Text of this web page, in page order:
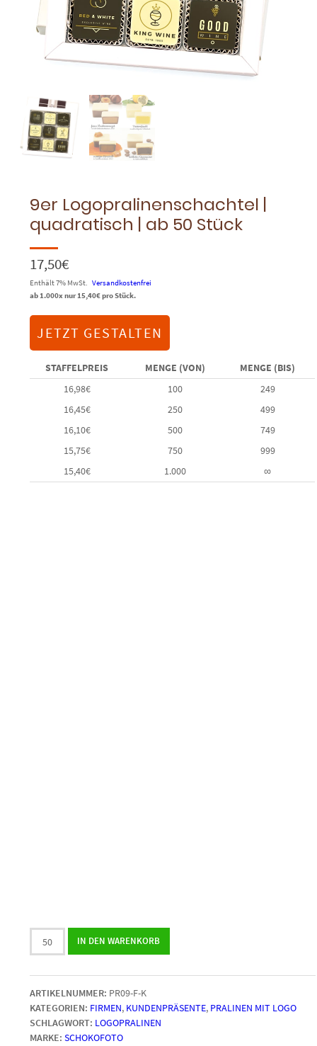
9er Logopralinenschachtel |
quadratisch | ab 50 Stück
17,50€
Enthält 7% MwSt. Versandkostenfrei
ab 1.000x nur15,40€pro Stück.
JETZT GESTALTEN
STAFFELPREIS MENGE (VON)
MENGE (BIS)
16,98€ 100
249
16,45€ 250
499
16,10€ 500
749
15,75€ 750
999
15,40€ 1.000 ∞
9er
Logopralinenschachtel
quadratisch
|
ab
50
Stück
IN DEN WARENKORB
ARTIKELNUMMER: PR09-F-K
KATEGORIEN: FIRMEN, KUNDENPRÄSENTE, PRALINEN MIT LOGO
SCHLAGWORT: LOGOPRALINEN
MARKE:SCHOKOFOTO